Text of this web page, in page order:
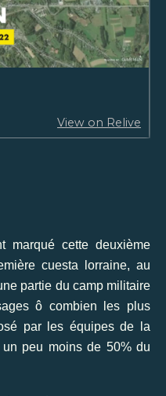
marqué cette deuxième
cuesta lorraine, au
partie du camp militaire
ô combien les plus
par les équipes de la
peu moins de 50% du